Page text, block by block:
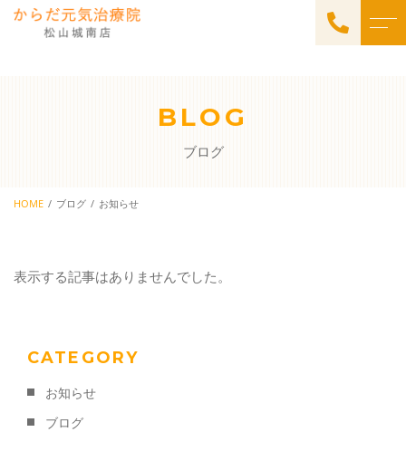
出張施術
アクセス
089-909-7025
BLOG
ブログ
HOME ブログ お知らせ
表示する記事はありませんでした。
CATEGORY
お知らせ
ブログ